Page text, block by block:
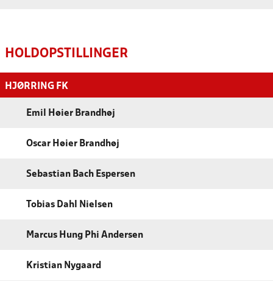
HOLDOPSTILLINGER
HJØRRING FK
Emil Høier Brandhøj
Oscar Høier Brandhøj
Sebastian Bach Espersen
Tobias Dahl Nielsen
Marcus Hung Phi Andersen
Kristian Nygaard